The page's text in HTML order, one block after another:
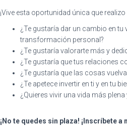
¡Vive esta oportunidad única que
¿Te gustaría dar un cambio en tu
transformación personal?
¿Te gustaría valorarte más y
¿Te gustaría que tus relaciones
¿Te gustaría que las cosas
¿Te apetece invertir en ti y en tu
¿Quieres vivir una vida más
¡No te quedes sin plaza! ¡Inscríbete